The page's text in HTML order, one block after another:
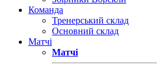
Команда
Тренерський склад
Основний склад
Матчі
Матчі